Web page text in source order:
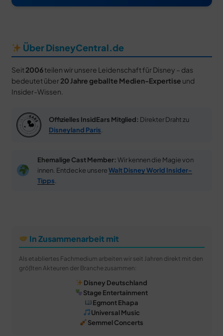
Über DisneyCentral.de
Seit 2006teilen wir unsere Leidenschaft für Disney – das
bedeutet über 20 Jahre geballte Medien-Expertise und
Insider-Wissen.
Offizielles InsidEars Mitglied: Direkter Draht zu
Disneyland Paris
Ehemalige Cast Member: Wir kennen die Magie von
innen. Entdecke unsereWalt Disney World Insider-
Tipps
In Zusammenarbeit mit
Als etabliertes Fachmedium arbeiten wir seit Jahren direkt mit den
größten Akteuren der Branche zusammen:
Disney Deutschland
Stage Entertainment
Egmont Ehapa
Universal Music
Semmel Concerts